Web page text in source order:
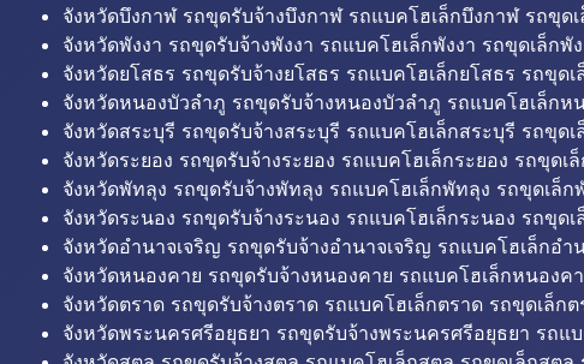
จังหวัดบึงกาฬ รถขุดรับจ้างบึงกาฬ รถแบคโฮเล็กบึงกาฬ รถขุ
จังหวัดพังงา รถขุดรับจ้างพังงา รถแบคโฮเล็กพังงา รถขุดเล็ก
จังหวัดยโสธร รถขุดรับจ้างยโสธร รถแบคโฮเล็กยโสธร รถขุด
จังหวัดหนองบัวลำภู รถขุดรับจ้างหนองบัวลำภู รถแบคโฮเล็ก
จังหวัดสระบุรี รถขุดรับจ้างสระบุรี รถแบคโฮเล็กสระบุรี รถขุด
จังหวัดระยอง รถขุดรับจ้างระยอง รถแบคโฮเล็กระยอง รถขุด
จังหวัดพัทลุง รถขุดรับจ้างพัทลุง รถแบคโฮเล็กพัทลุง รถขุดเล็
จังหวัดระนอง รถขุดรับจ้างระนอง รถแบคโฮเล็กระนอง รถขุด
จังหวัดอำนาจเจริญ รถขุดรับจ้างอำนาจเจริญ รถแบคโฮเล็กอ
จังหวัดหนองคาย รถขุดรับจ้างหนองคาย รถแบคโฮเล็กหนอง
จังหวัดตราด รถขุดรับจ้างตราด รถแบคโฮเล็กตราด รถขุดเล็ก
จังหวัดพระนครศรีอยุธยา รถขุดรับจ้างพระนครศรีอยุธยา รถ